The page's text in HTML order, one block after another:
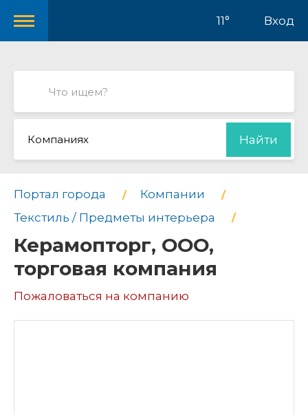
11° Вход
Компаниях Найти
Портал города
Компании
Текстиль / Предметы интерьера
Керамопторг, ООО,
торговая компания
Пожаловаться на компанию